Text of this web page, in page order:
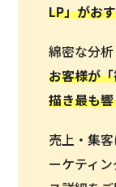
LP」がお
綿密な分析
お客様が
描き最も
売上・集
ーケティ